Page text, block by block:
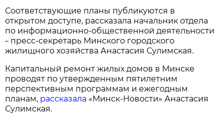
Соответствующие планы публикуются в
открытом доступе, рассказала начальник отдела
по информационно-общественной деятельности
– пресс-секретарь Минского городского
жилищного хозяйства Анастасия Сулимская.
Капитальный ремонт жилых домов в Минске
проводят по утвержденным пятилетним
перспективным программам и ежегодным
планам, рассказала «Минск-Новости» Анастасия
Сулимская.